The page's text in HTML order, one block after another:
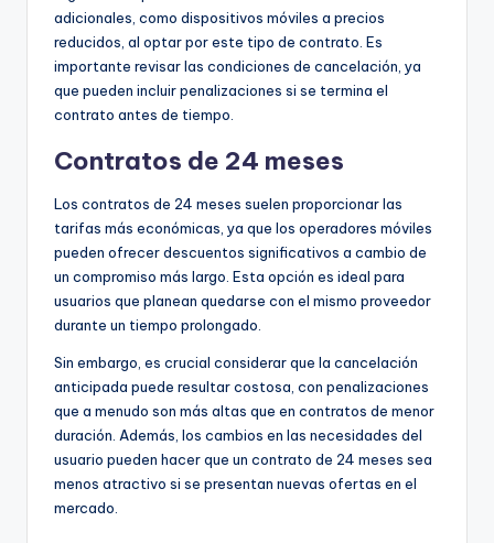
adicionales, como dispositivos móviles a precios
reducidos, al optar por este tipo de contrato. Es
importante revisar las condiciones de cancelación, ya
que pueden incluir penalizaciones si se termina el
contrato antes de tiempo.
Contratos de 24 meses
Los contratos de 24 meses suelen proporcionar las
tarifas más económicas, ya que los operadores móviles
pueden ofrecer descuentos significativos a cambio de
un compromiso más largo. Esta opción es ideal para
usuarios que planean quedarse con el mismo proveedor
durante un tiempo prolongado.
Sin embargo, es crucial considerar que la cancelación
anticipada puede resultar costosa, con penalizaciones
que a menudo son más altas que en contratos de menor
duración. Además, los cambios en las necesidades del
usuario pueden hacer que un contrato de 24 meses sea
menos atractivo si se presentan nuevas ofertas en el
mercado.